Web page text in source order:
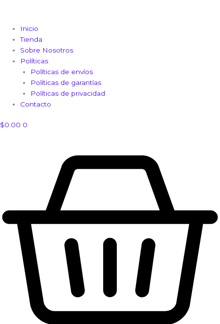
Inicio
Tienda
Sobre Nosotros
Políticas
Políticas de envíos
Políticas de garantías
Políticas de privacidad
Contacto
$0.00 0